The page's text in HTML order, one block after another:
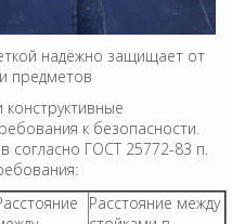
надёжно защищает от
предметов
к безопасности.
согласно ГОСТ 25772-83 п.
Расстояние между